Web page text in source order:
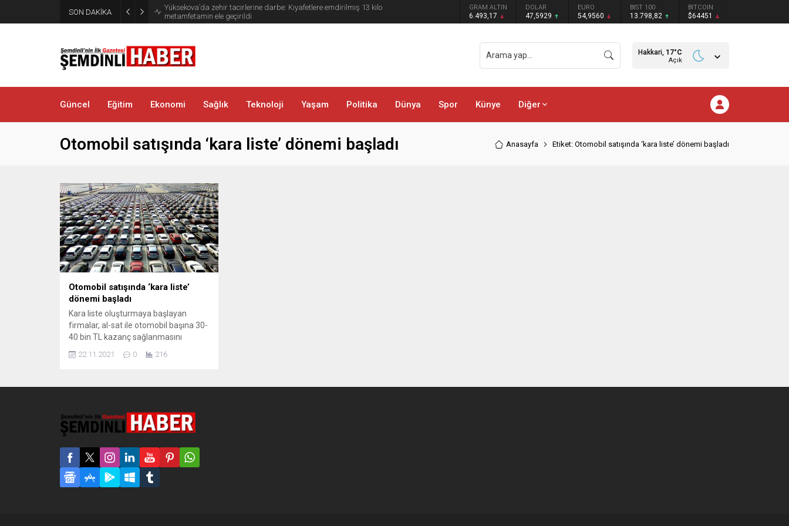
SON DAKİKA
Yüksekova’da zehir tacirlerine darbe: Kıyafetlere emdirilmiş 13 kilo
metamfetamin ele geçirildi
GRAM ALTIN
6.493,17
DOLAR
47,5929
EURO
54,9560
BIST 100
13.798,82
BITCOIN
$64451
Hakkari, 17°C
Açık
Güncel Eğitim Ekonomi Sağlık Teknoloji Yaşam Politika Dünya Spor Künye Diğer
Otomobil satışında ‘kara liste’ dönemi başladı Anasayfa Etiket: Otomobil satışında ‘kara liste’ dönemi başladı
Otomobil satışında ‘kara liste’
dönemi başladı
Kara liste oluşturmaya başlayan
firmalar, al-sat ile otomobil başına 30-
40 bin TL kazanç sağlanmasını
sırasında ortaya çıkan ‘çip krizi’yle
aldıkları araçları birkaç ay içerisinde
30-40 bin TL gibi kârlarla...
22.11.2021 0 216